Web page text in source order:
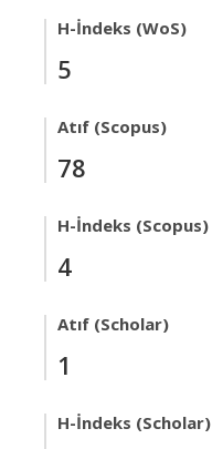
H-İndeks (WoS)
5
Atıf (Scopus)
78
H-İndeks (Scopus)
4
Atıf (Scholar)
1
H-İndeks (Scholar)